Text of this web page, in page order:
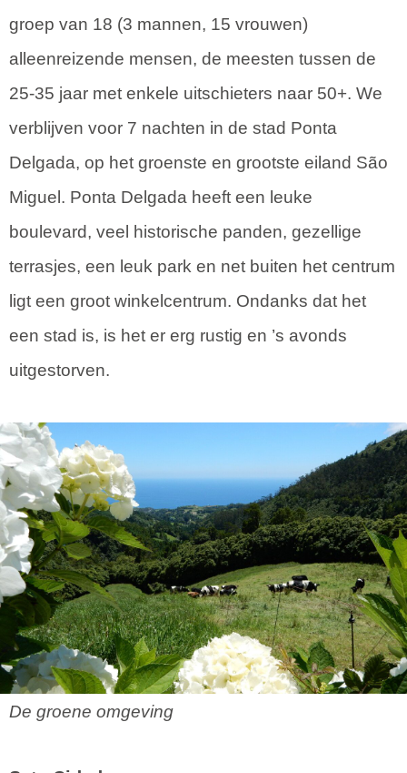
groep van 18 (3 mannen, 15 vrouwen)
alleenreizende mensen, de meesten tussen de
25-35 jaar met enkele uitschieters naar 50+. We
verblijven voor 7 nachten in de stad Ponta
Delgada, op het groenste en grootste eiland São
Miguel. Ponta Delgada heeft een leuke
boulevard, veel historische panden, gezellige
terrasjes, een leuk park en net buiten het centrum
ligt een groot winkelcentrum. Ondanks dat het
een stad is, is het er erg rustig en ’s avonds
uitgestorven.
De groene omgeving